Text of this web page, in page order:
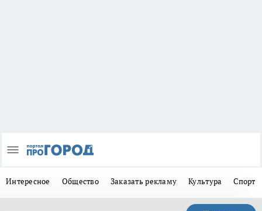
Интересное Общество Заказать рекламу Культура Спорт